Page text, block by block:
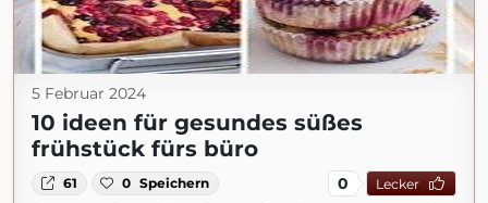
5 Februar 2024
10 ideen für gesundes süßes
frühstück fürs büro
61 0 Speichern 0 Lecker